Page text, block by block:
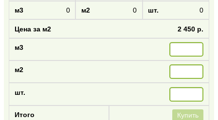
0 0 0
2 450 р.
Купить